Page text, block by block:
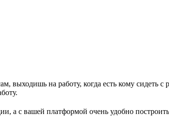
выходишь на работу, когда есть кому сидеть
а с вашей платформой очень удобно